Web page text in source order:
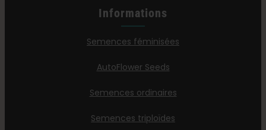
Informations
Semences féminisées
AutoFlower Seeds
Semences ordinaires
Semences triploïdes